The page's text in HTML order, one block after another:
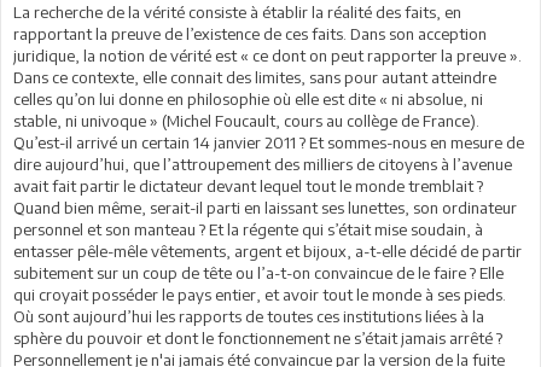
La recherche de la vérité consiste à établir la réalité des faits, en
rapportant la preuve de l’existence de ces faits. Dans son acception
juridique, la notion de vérité est « ce dont on peut rapporter la preuve ».
Dans ce contexte, elle connait des limites, sans pour autant atteindre
celles qu’on lui donne en philosophie où elle est dite « ni absolue, ni
stable, ni univoque » (Michel Foucault, cours au collège de France).
Qu’est-il arrivé un certain 14 janvier 2011 ? Et sommes-nous en mesure de
dire aujourd’hui, que l’attroupement des milliers de citoyens à l’avenue
avait fait partir le dictateur devant lequel tout le monde tremblait ?
Quand bien même, serait-il parti en laissant ses lunettes, son ordinateur
personnel et son manteau ? Et la régente qui s’était mise soudain, à
entasser pêle-mêle vêtements, argent et bijoux, a-t-elle décidé de partir
subitement sur un coup de tête ou l’a-t-on convaincue de le faire ? Elle
qui croyait posséder le pays entier, et avoir tout le monde à ses pieds.
Où sont aujourd’hui les rapports de toutes ces institutions liées à la
sphère du pouvoir et dont le fonctionnement ne s’était jamais arrêté ?
Personnellement je n'ai jamais été convaincue par la version de la fuite